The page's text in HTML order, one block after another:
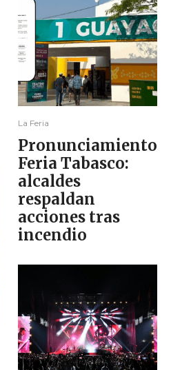
La Feria
Pronunciamiento
Feria Tabasco:
alcaldes
respaldan
acciones tras
incendio